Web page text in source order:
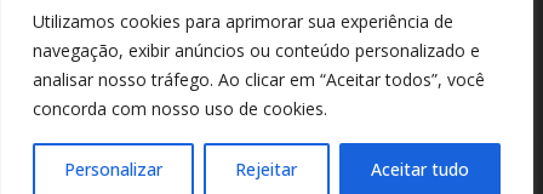
Utilizamos cookies para aprimorar sua experiência de
navegação, exibir anúncios ou conteúdo personalizado e
analisar nosso tráfego. Ao clicar em “Aceitar todos”, você
concorda com nosso uso de cookies.
Personalizar Rejeitar Aceitar tudo
SOLUÇÕES DIGITAIS |
CRIAÇÃO DE SITES